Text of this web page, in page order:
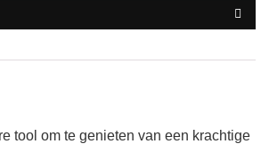
tool om te genieten van een krachtige